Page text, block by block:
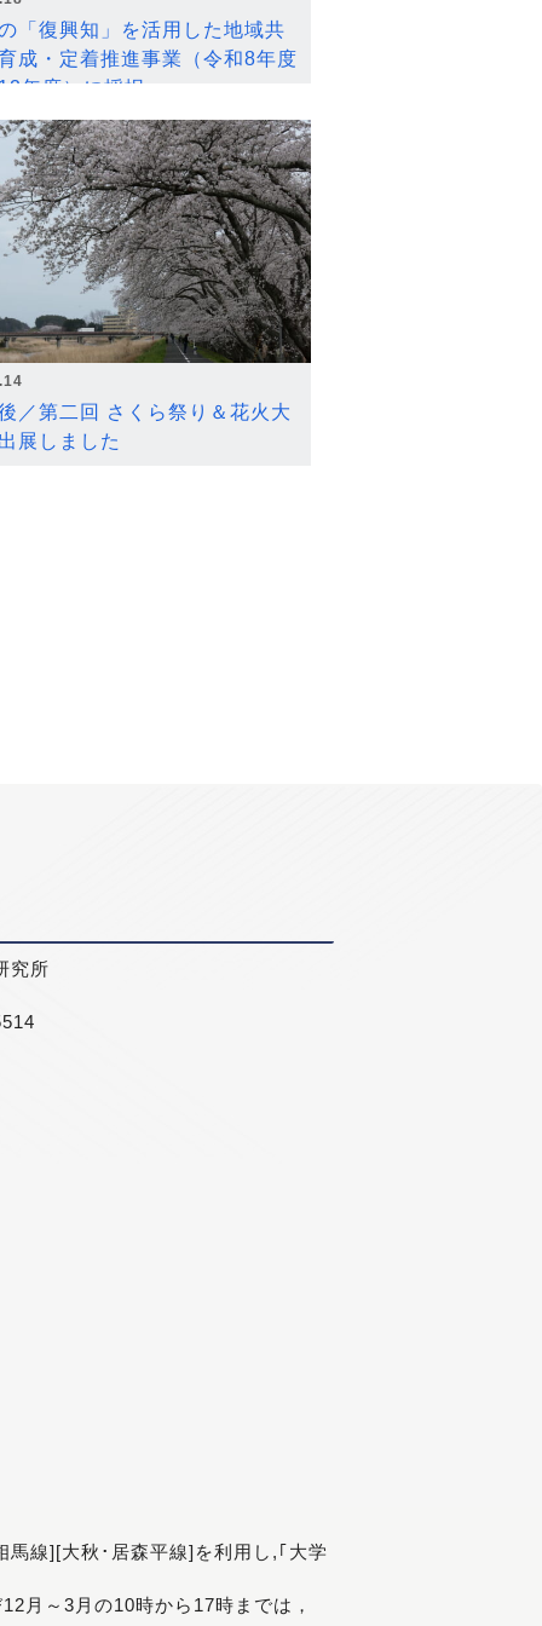
「復興知」を活用した地域共
成・定着推進事業（令和8年度
年度）に採択
／第二回 さくら祭り＆花火大
展しました
究所
線][大秋･居森平線]を利用し,｢大学
月～3月の10時から17時までは，